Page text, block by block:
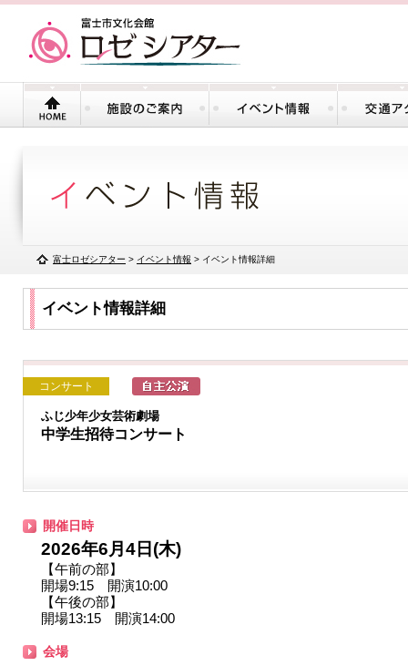
富士ロゼシアター > イベント情報 > イベント情報詳細
イベント情報詳細
コンサート
ふじ少年少女芸術劇場
中学生招待コンサート
開催日時
2026年6月4日(木)
【午前の部】
開場9:15 開演10:00
【午後の部】
開場13:15 開演14:00
会場